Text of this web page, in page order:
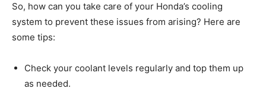
So, how‍ can you take care of your ‌Honda’s​ cooling
system to prevent these issues from arising? Here are
some tips:
Check your coolant levels regularly ⁣and top them up
as needed.